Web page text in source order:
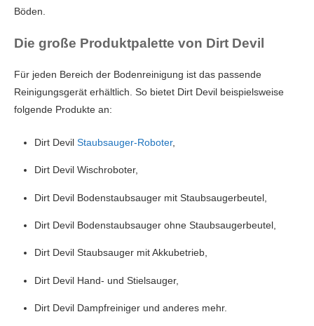
Böden.
Die große Produktpalette von Dirt Devil
Für jeden Bereich der Bodenreinigung ist das passende
Reinigungsgerät erhältlich. So bietet Dirt Devil beispielsweise
folgende Produkte an:
Dirt Devil Staubsauger-Roboter,
Dirt Devil Wischroboter,
Dirt Devil Bodenstaubsauger mit Staubsaugerbeutel,
Dirt Devil Bodenstaubsauger ohne Staubsaugerbeutel,
Dirt Devil Staubsauger mit Akkubetrieb,
Dirt Devil Hand- und Stielsauger,
Dirt Devil Dampfreiniger und anderes mehr.